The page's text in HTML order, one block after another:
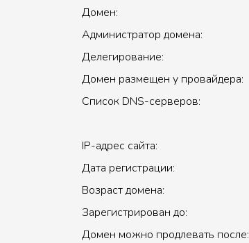
Домен:
Администратор домена:
Делегирование:
Домен размещен у провайдера:
Список DNS-серверов:
IP-адрес сайта:
Дата регистрации:
Возраст домена:
Зарегистрирован до:
Домен можно продлевать после: